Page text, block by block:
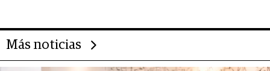
Más noticias